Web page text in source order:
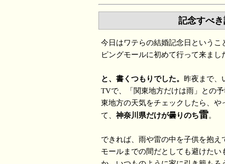
記念すべ
今日はワテらの結婚記念日という
ピングモールに初めて行って来まし
と、書くつもりでした。 昨夜まで、
TVで、「関東地方だけは雨」との
東地方の天気をチェックしたら、
て、 神奈川県だけが曇りのち雷。
できれば、雨や雷の中を子供を抱
モールまでの間だとしても避けた